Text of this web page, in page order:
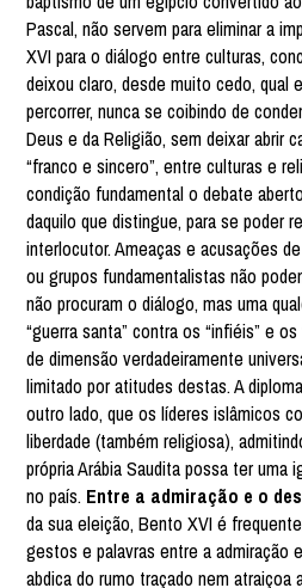
Pascal, não servem para eliminar a
XVI para o diálogo entre culturas,
deixou claro, desde muito cedo, qual
percorrer, nunca se coibindo de
Deus e da Religião, sem deixar abrir
“franco e sincero”, entre culturas e
condição fundamental o debate
daquilo que distingue, para se poder
interlocutor. Ameaças e acusações
ou grupos fundamentalistas não
não procuram o diálogo, mas uma
“guerra santa” contra os “infiéis” e
de dimensão verdadeiramente
limitado por atitudes destas. A
outro lado, que os líderes islâmicos
liberdade (também religiosa),
própria Arábia Saudita possa ter uma
no país. Entre a admiração e o
da sua eleição, Bento XVI é
gestos e palavras entre a admiração
abdica do rumo traçado nem atraiçoa